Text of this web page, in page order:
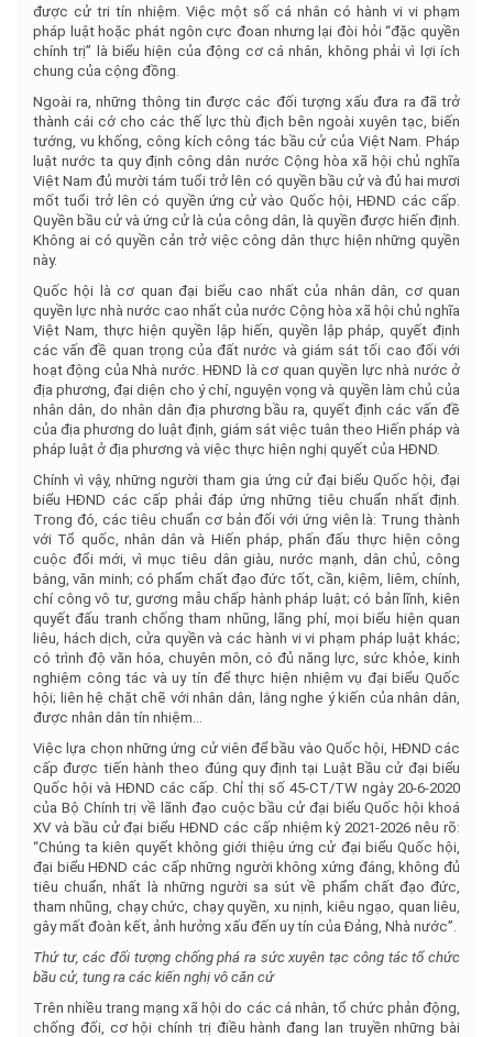
được cử tri tín nhiệm. Việc một số cá nhân có hành vi vi phạm
pháp luật hoặc phát ngôn cực đoan nhưng lại đòi hỏi “đặc quyền
chính trị” là biểu hiện của động cơ cá nhân, không phải vì lợi ích
chung của cộng đồng.
Ngoài ra, những thông tin được các đối tượng xấu đưa ra đã trở
thành cái cớ cho các thế lực thù địch bên ngoài xuyên tạc, biến
tướng, vu khống, công kích công tác bầu cử của Việt Nam. Pháp
luật nước ta quy định công dân nước Cộng hòa xã hội chủ nghĩa
Việt Nam đủ mười tám tuổi trở lên có quyền bầu cử và đủ hai mươi
mốt tuổi trở lên có quyền ứng cử vào Quốc hội, HĐND các cấp.
Quyền bầu cử và ứng cử là của công dân, là quyền được hiến định.
Không ai có quyền cản trở việc công dân thực hiện những quyền
này.
Quốc hội là cơ quan đại biểu cao nhất của nhân dân, cơ quan
quyền lực nhà nước cao nhất của nước Cộng hòa xã hội chủ nghĩa
Việt Nam, thực hiện quyền lập hiến, quyền lập pháp, quyết định
các vấn đề quan trọng của đất nước và giám sát tối cao đối với
hoạt động của Nhà nước. HĐND là cơ quan quyền lực nhà nước ở
địa phương, đại diện cho ý chí, nguyện vọng và quyền làm chủ của
nhân dân, do nhân dân địa phương bầu ra, quyết định các vấn đề
của địa phương do luật định, giám sát việc tuân theo Hiến pháp và
pháp luật ở địa phương và việc thực hiện nghị quyết của HĐND.
Chính vì vậy, những người tham gia ứng cử đại biểu Quốc hội, đại
biểu HĐND các cấp phải đáp ứng những tiêu chuẩn nhất định.
Trong đó, các tiêu chuẩn cơ bản đối với ứng viên là: Trung thành
với Tổ quốc, nhân dân và Hiến pháp, phấn đấu thực hiện công
cuộc đổi mới, vì mục tiêu dân giàu, nước mạnh, dân chủ, công
bằng, văn minh; có phẩm chất đạo đức tốt, cần, kiệm, liêm, chính,
chí công vô tư, gương mẫu chấp hành pháp luật; có bản lĩnh, kiên
quyết đấu tranh chống tham nhũng, lãng phí, mọi biểu hiện quan
liêu, hách dịch, cửa quyền và các hành vi vi phạm pháp luật khác;
có trình độ văn hóa, chuyên môn, có đủ năng lực, sức khỏe, kinh
nghiệm công tác và uy tín để thực hiện nhiệm vụ đại biểu Quốc
hội; liên hệ chặt chẽ với nhân dân, lắng nghe ý kiến của nhân dân,
được nhân dân tín nhiệm…
Việc lựa chọn những ứng cử viên để bầu vào Quốc hội, HĐND các
cấp được tiến hành theo đúng quy định tại Luật Bầu cử đại biểu
Quốc hội và HĐND các cấp. Chỉ thị số 45-CT/TW ngày 20-6-2020
của Bộ Chính trị về lãnh đạo cuộc bầu cử đại biểu Quốc hội khoá
XV và bầu cử đại biểu HĐND các cấp nhiệm kỳ 2021-2026 nêu rõ:
“Chúng ta kiên quyết không giới thiệu ứng cử đại biểu Quốc hội,
đại biểu HĐND các cấp những người không xứng đáng, không đủ
tiêu chuẩn, nhất là những người sa sút về phẩm chất đạo đức,
tham nhũng, chạy chức, chạy quyền, xu nịnh, kiêu ngạo, quan liêu,
gây mất đoàn kết, ảnh hưởng xấu đến uy tín của Đảng, Nhà nước”.
Thứ tư, các đối tượng chống phá ra sức xuyên tạc công tác tổ chức
bầu cử, tung ra các kiến nghị vô căn cứ
Trên nhiều trang mạng xã hội do các cá nhân, tổ chức phản động,
chống đối, cơ hội chính trị điều hành đang lan truyền những bài